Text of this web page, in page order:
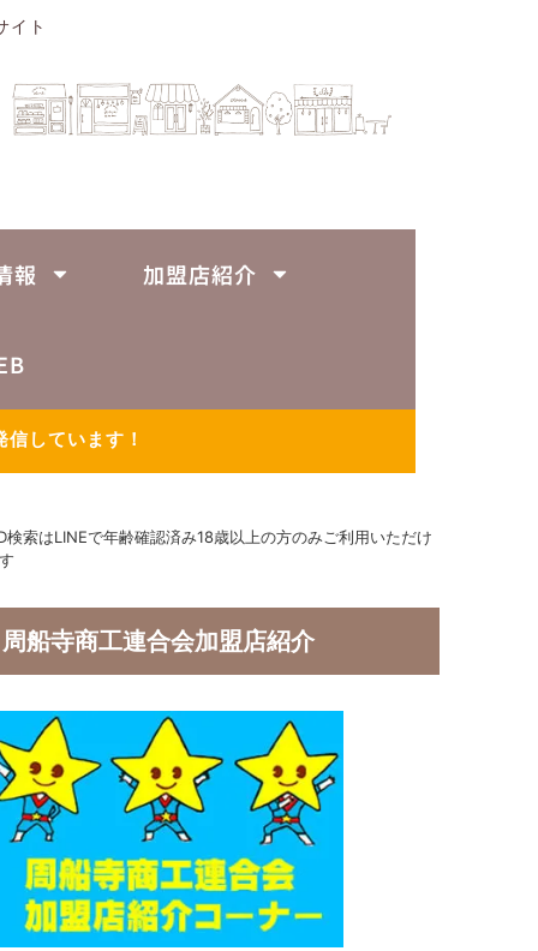
イト
報 加盟店紹介
しています！
検索はLINEで年齢確認済み18歳以上の方のみご利用いただけ
周船寺商工連合会加盟店紹介